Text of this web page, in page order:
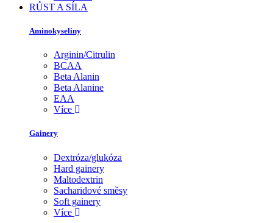
RŮST A SÍLA
Aminokyseliny
Arginin/Citrulin
BCAA
Beta Alanin
Beta Alanine
EAA
Více
Gainery
Dextróza/glukóza
Hard gainery
Maltodextrin
Sacharidové směsy
Soft gainery
Více